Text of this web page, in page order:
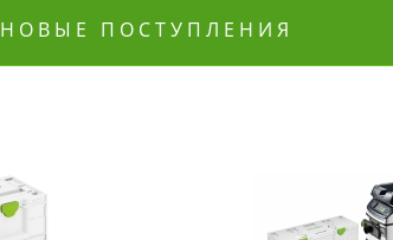
НОВЫЕ ПОСТУПЛЕНИЯ